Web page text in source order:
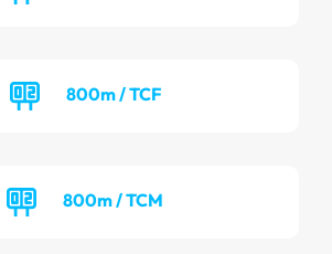
800m / TCF
800m / TCM